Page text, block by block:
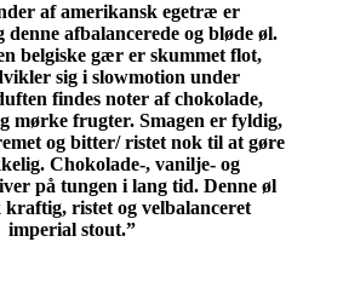
af amerikansk egetræ er
denne afbalancerede og bløde øl.
belgiske gær er skummet flot,
sig i slowmotion under
findes noter af chokolade,
mørke frugter. Smagen er fyldig,
og bitter/ ristet nok til at gøre
Chokolade-, vanilje- og
på tungen i lang tid. Denne øl
kraftig, ristet og velbalanceret
imperial stout.”